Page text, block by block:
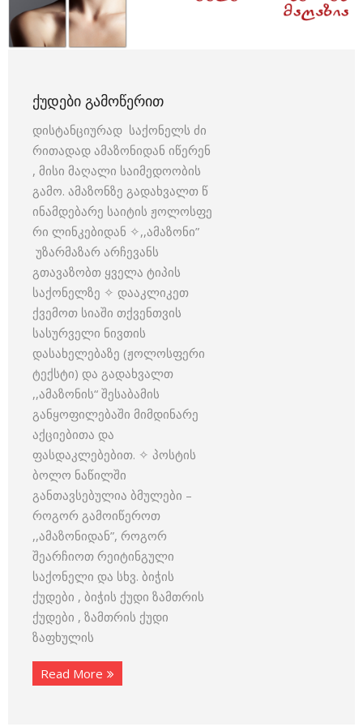
ᲥᲣᲓᲔᲑᲘ ᲒᲐᲛᲝᲬᲔᲠᲘᲗ
დისტანციურად საქონელს ძი
რითადად ამაზონიდან იწერენ
, მისი მაღალი საიმედოობის
გამო. ამაზონზე გადახვალთ წ
ინამდებარე საიტის ჟოლოსფე
რი ლინკებიდან ✧,,ამაზონი”
უზარმაზარ არჩევანს
გთავაზობთ ყველა ტიპის
საქონელზე ✧ დააკლიკეთ
ქვემოთ სიაში თქვენთვის
სასურველი ნივთის
დასახელებაზე (ჟოლოსფერი
ტექსტი) და გადახვალთ
,,ამაზონის“ შესაბამის
განყოფილებაში მიმდინარე
აქციებითა და
ფასდაკლებებით. ✧ პოსტის
ბოლო ნაწილში
განთავსებულია ბმულები –
როგორ გამოიწეროთ
,,ამაზონიდან”, როგორ
შეარჩიოთ რეიტინგული
საქონელი და სხვ. ბიჭის
ქუდები , ბიჭის ქუდი ზამთრის
ქუდები , ზამთრის ქუდი
ზაფხულის
Read More